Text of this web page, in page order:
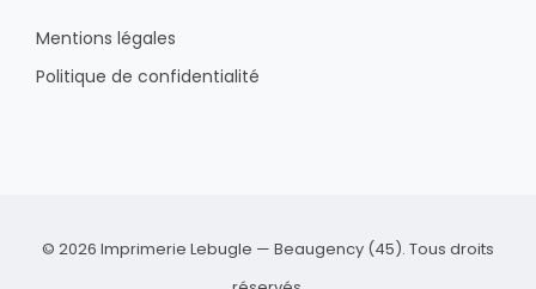
Mentions légales
Politique de confidentialité
© 2026 Imprimerie Lebugle — Beaugency (45). Tous droits